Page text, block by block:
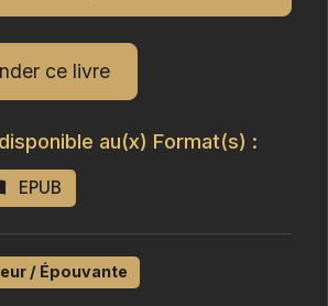
ce livre
au(x) Format(s) :
EPUB
/ Épouvante